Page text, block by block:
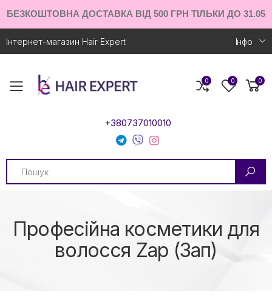
БЕЗКОШТОВНА ДОСТАВКА ВІД 500 ГРН ТІЛЬКИ ДО 31.05
Інтернет-магазин Hair Expert Iнфо
Toggle mobile menu
+380737010010
Search
0 0 0
Професійна косметики для
волосся Zap (Зап)